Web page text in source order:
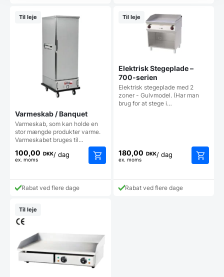
Til leje
Varmeskab / Banquet
Varmeskab, som kan holde en
stor mængde produkter varme.
Varmeskabet bruges til…
100,00 DKK
ex. moms
/ dag
Rabat ved flere dage
Til leje
Elektrisk Stegeplade –
700-serien
Elektrisk stegeplade med 2
zoner - Gulvmodel. (Har man
brug for at stege i…
180,00 DKK
ex. moms
/ dag
Rabat ved flere dage
Til leje